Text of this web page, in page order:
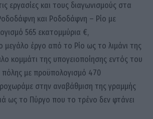
εργασίες και τους διαγωνισμούς στα
και Ροδοδάφνη – Ρίο με
565 εκατομμύρια €,
έργο από το Ρίο ως το λιμάνι της
κομμάτι της υπογειοποίησης εντός του
πόλης με προϋπολογισμό 470
στην αναβάθμιση της γραμμής
ως το Πύργο που το τρένο δεν φτάνει